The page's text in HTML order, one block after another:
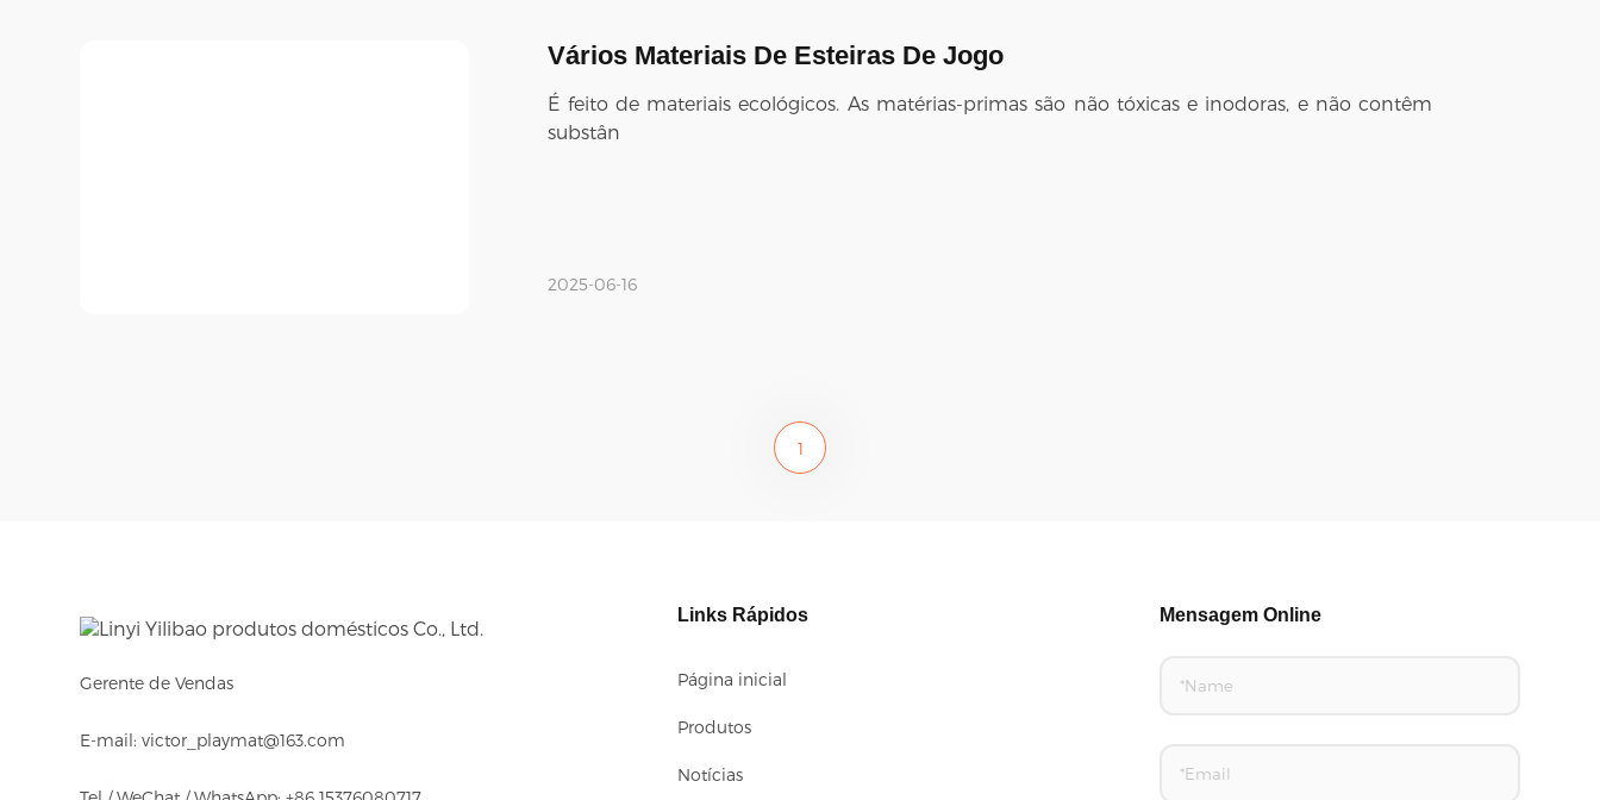
Vários Materiais De Esteiras De Jogo
É feito de materiais ecológicos. As matérias-primas são não tóxicas e inodoras, e não contêm
substân
2025-06-16
1
Gerente de Vendas
E-mail: victor_playmat@163.com
Links Rápidos
Página inicial
Produtos
Notícias
Mensagem Online